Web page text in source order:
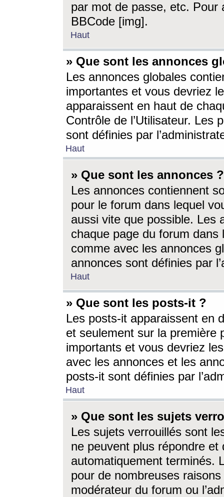
par mot de passe, etc. Pour
BBCode [img].
Haut
» Que sont les annonces
Les annonces globales
importantes et vous devriez
apparaissent en haut de
Contrôle de l’Utilisateur. Les
sont définies par
Haut
» Que sont les annonces ?
Les annonces contiennent
pour le forum dans lequel
aussi vite que possible. Les
chaque page du forum dans
comme avec les annonces
annonces sont définies par
Haut
» Que sont les posts-it ?
Les posts-it apparaissent en
et seulement sur la première
importants et vous devriez
avec les annonces et les
posts-it sont définies par
Haut
» Que sont les sujets
Les sujets verrouillés sont
ne peuvent plus répondre
automatiquement terminés.
pour de nombreuses
modérateur du forum ou